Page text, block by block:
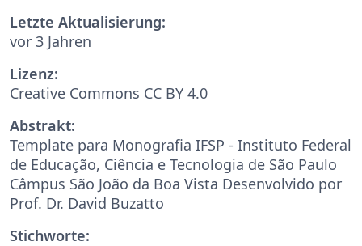
Letzte Aktualisierung:
vor 3 Jahren
Lizenz:
Creative Commons CC BY 4.0
Abstrakt:
Template para Monografia IFSP - Instituto Federal
de Educação, Ciência e Tecnologia de São Paulo
Câmpus São João da Boa Vista Desenvolvido por
Prof. Dr. David Buzatto
Stichworte: